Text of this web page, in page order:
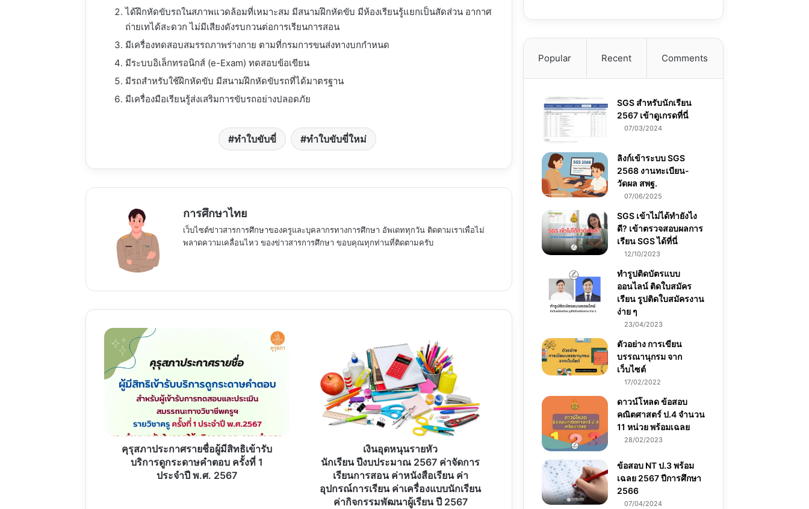
ได้ฝึกหัดขับรถในสภาพแวดล้อมที่เหมาะสม มีสนามฝึกหัดขับ มีห้องเรียนรู้แยกเป็นสัดส่วน อากาศ
ถ่ายเทได้สะดวก ไม่มีเสียงดังรบกวนต่อการเรียนการสอน
มีเครื่องทดสอบสมรรถภาพร่างกาย ตามที่กรมการขนส่งทางบกกําหนด
มีระบบอิเล็กทรอนิกส์ (e-Exam) ทดสอบข้อเขียน
มีรถสําหรับใช้ฝึกหัดขับ มีสนามฝึกหัดขับรถที่ได้มาตรฐาน
มีเครื่องมือเรียนรู้ส่งเสริมการขับรถอย่างปลอดภัย
ทำใบขับขี่ ทำใบขับขี่ใหม่
การศึกษาไทย
เว็บไซต์ข่าวสารการศึกษาของครูและบุคลากรทางการศึกษา อัพเดททุกวัน ติดตามเราเพื่อไม่
พลาดความเคลื่อนไหว ของข่าวสารการศึกษา ขอบคุณทุกท่านที่ติดตามครับ
คุรุ
สภา
ประกาศ
ราย
เข้า
คุรุสภาประกาศรายชื่อผู้มีสิทธิเข้ารับ
บริการดูกระดาษคำตอบ ครั้งที่ 1
ประจำปี พ.ศ. 2567
นักเรียน ปีงบประมาณ
2567
จัดการ
สอน ค่า
เรียน ค่า
อุปกรณ์
เงินอุดหนุนรายหัว
นักเรียน ปีงบประมาณ 2567 ค่าจัดการ
เรียนการสอน ค่าหนังสือเรียน ค่า
อุปกรณ์การเรียน ค่าเครื่องแบบนักเรียน
ค่ากิจกรรมพัฒนาผู้เรียน ปี 2567
Popular Recent Comments
SGS สําหรับนักเรียน
2567 เข้าดูเกรดที่นี่
07/03/2024
ลิงก์เข้าระบบ SGS
2568 งานทะเบียน-
วัดผล สพฐ.
07/06/2025
SGS เข้าไม่ได้ทำยังไง
ดี? เข้าตรวจสอบผลการ
เรียน SGS ได้ที่นี่
12/10/2023
ทำรูปติดบัตรแบบ
ออนไลน์ ติดใบสมัคร
เรียน รูปติดใบสมัครงาน
ง่าย ๆ
23/04/2023
ตัวอย่าง การเขียน
บรรณานุกรม จาก
เว็บไซต์
17/02/2022
ดาวน์โหลด ข้อสอบ
คณิตศาสตร์ ป.4 จำนวน
11 หน่วย พร้อมเฉลย
28/02/2023
ข้อสอบ NT ป.3 พร้อม
เฉลย 2567 ปีการศึกษา
2566
07/04/2024